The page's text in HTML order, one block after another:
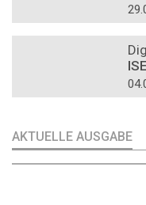
AKTUELLE AUSGABE